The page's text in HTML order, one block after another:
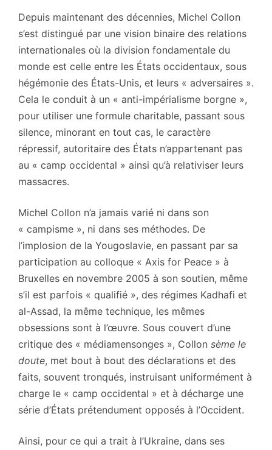
Depuis maintenant des décennies, Michel Collon
s’est distingué par une vision binaire des relations
internationales où la division fondamentale du
monde est celle entre les États occidentaux, sous
hégémonie des États-Unis, et leurs « adversaires ».
Cela le conduit à un « anti-impérialisme borgne »,
pour utiliser une formule charitable, passant sous
silence, minorant en tout cas, le caractère
répressif, autoritaire des États n’appartenant pas
au « camp occidental » ainsi qu’à relativiser leurs
massacres.
Michel Collon n’a jamais varié ni dans son
« campisme », ni dans ses méthodes. De
l’implosion de la Yougoslavie, en passant par sa
participation au colloque « Axis for Peace » à
Bruxelles en novembre 2005 à son soutien, même
s’il est parfois « qualifié », des régimes Kadhafi et
al-Assad, la même technique, les mêmes
obsessions sont à l’œuvre. Sous couvert d’une
critique des « médiamensonges », Collon sème le
doute, met bout à bout des déclarations et des
faits, souvent tronqués, instruisant uniformément à
charge le « camp occidental » et à décharge une
série d’États prétendument opposés à l’Occident.
Ainsi, pour ce qui a trait à l’Ukraine, dans ses